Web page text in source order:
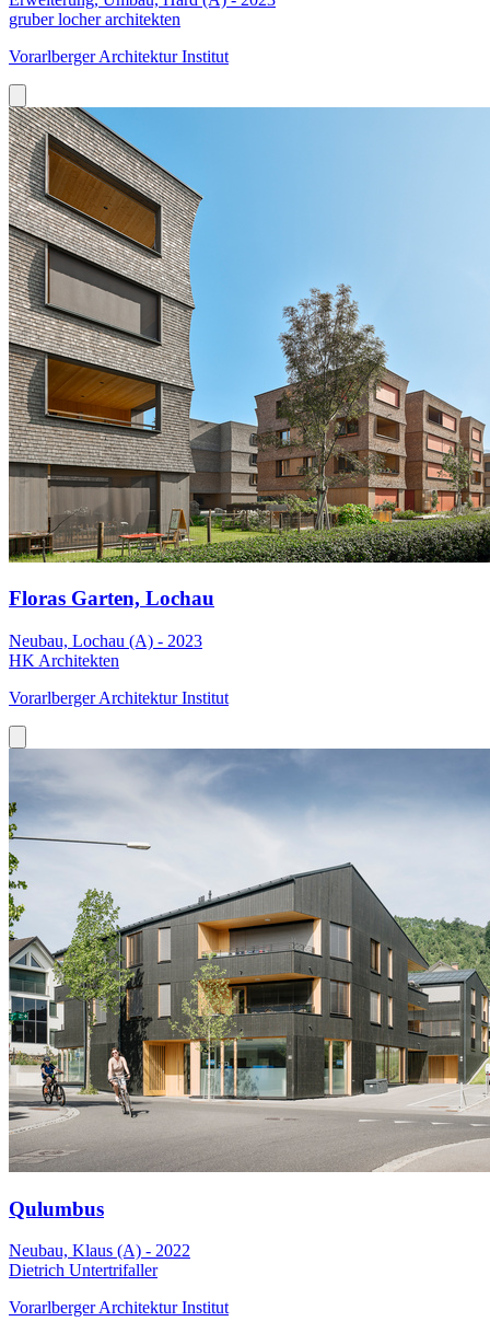
gruber locher architekten
Vorarlberger Architektur Institut
Floras Garten, Lochau
Neubau, Lochau (A) - 2023
HK Architekten
Vorarlberger Architektur Institut
Qulumbus
Neubau, Klaus (A) - 2022
Dietrich Untertrifaller
Vorarlberger Architektur Institut